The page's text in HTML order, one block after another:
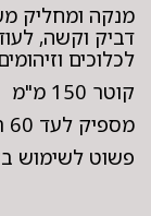
מנקה ומחליק
דביק וקשה,
לכלוכים
קוטר 150 מ"מ
מספיק לעד 60 רכבים.
פשוט לשימוש